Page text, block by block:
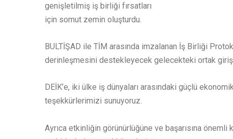
genişletilmiş iş birliği fırsatları
için somut zemin oluşturdu.
BULTİŞAD ile TİM arasında imzalanan İş Birliği
derinleşmesini destekleyecek gelecekteki ortak
DEİK’e, iki ülke iş dünyaları arasındaki güçlü
teşekkürlerimizi sunuyoruz.
Ayrıca etkinliğin görünürlüğüne ve başarısına